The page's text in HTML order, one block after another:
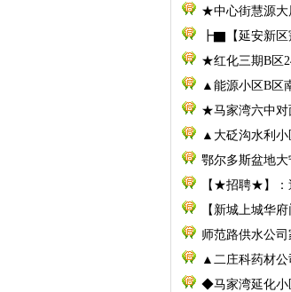
★中心街慧源
┣▇【延安新区
★红化三期B区
▲能源小区B区
★马家湾六中对
▲大砭沟水利小
鄂尔多斯盆地
【★招聘★】：
【新城上城华
师范路供水公
▲二庄科药材公
◆马家湾延化